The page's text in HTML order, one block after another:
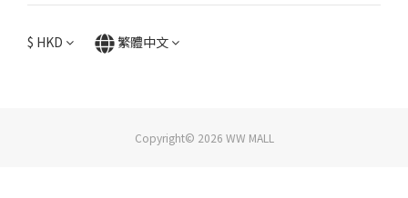
$ HKD 繁體中文
Copyright© 2026 WW MALL